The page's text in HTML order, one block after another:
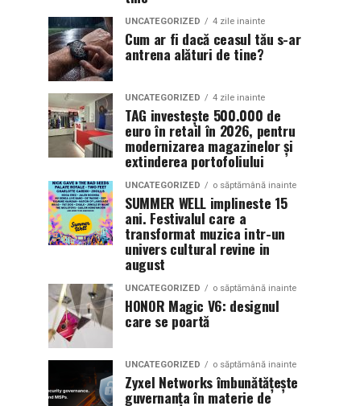
UNCATEGORIZED 4 zile inainte
Cum ar fi dacă ceasul tău s-ar
antrena alături de tine?
UNCATEGORIZED 4 zile inainte
TAG investește 500.000 de
euro în retail în 2026, pentru
modernizarea magazinelor și
extinderea portofoliului
UNCATEGORIZED o săptămână inainte
SUMMER WELL implineste 15
ani. Festivalul care a
transformat muzica intr-un
univers cultural revine in
august
UNCATEGORIZED o săptămână inainte
HONOR Magic V6: designul
care se poartă
UNCATEGORIZED o săptămână inainte
Zyxel Networks îmbunătățește
guvernanța în materie de